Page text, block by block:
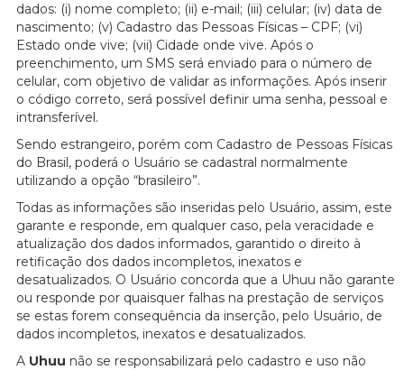
dados: (i) nome completo; (ii) e-mail; (iii) celular; (iv) data de
nascimento; (v) Cadastro das Pessoas Físicas – CPF; (vi)
Estado onde vive; (vii) Cidade onde vive. Após o
preenchimento, um SMS será enviado para o número de
celular, com objetivo de validar as informações. Após inserir
o código correto, será possível definir uma senha, pessoal e
intransferível.
Sendo estrangeiro, porém com Cadastro de Pessoas Físicas
do Brasil, poderá o Usuário se cadastral normalmente
utilizando a opção “brasileiro”.
Todas as informações são inseridas pelo Usuário, assim, este
garante e responde, em qualquer caso, pela veracidade e
atualização dos dados informados, garantido o direito à
retificação dos dados incompletos, inexatos e
desatualizados. O Usuário concorda que a Uhuu não garante
ou responde por quaisquer falhas na prestação de serviços
se estas forem consequência da inserção, pelo Usuário, de
dados incompletos, inexatos e desatualizados.
A Uhuu não se responsabilizará pelo cadastro e uso não